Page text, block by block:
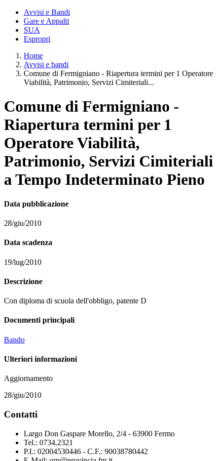
Avvisi e Bandi
Gare e Appalti
SUA
Espropri
Home
Avvisi e bandi
Comune di Fermigniano - Riapertura termini per 1 Operatore
Viabilità, Patrimonio, Servizi Cimiteriali...
Comune di Fermigniano -
Riapertura termini per 1
Operatore Viabilità,
Patrimonio, Servizi Cimiteriali
a Tempo Indeterminato Pieno
Data pubblicazione
28/giu/2010
Data scadenza
19/lug/2010
Descrizione
Con diploma di scuola dell'obbligo, patente D
Documenti principali
Bando
Ulteriori informazioni
Aggiornamento
28/giu/2010
Contatti
Largo Don Gaspare Morello, 2/4 - 63900 Fermo
Tel.: 0734.2321
P.I.: 02004530446 - C.F.: 90038780442